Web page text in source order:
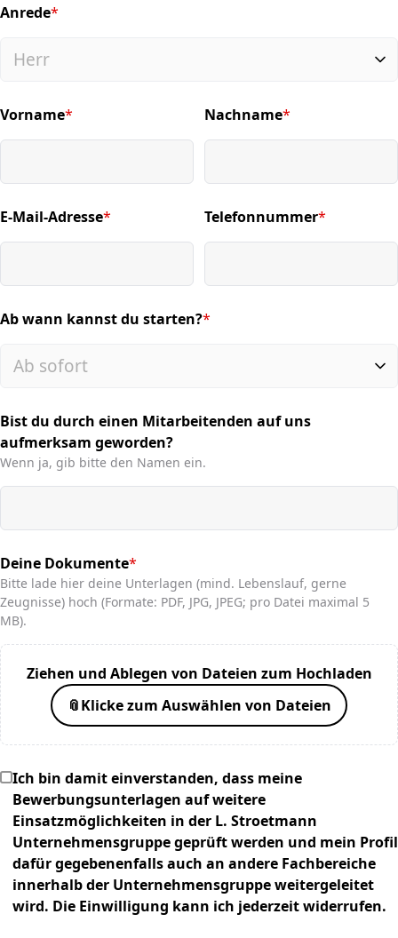
Anrede*
(required)
Vorname*
(required) Nachname*
(required)
E-Mail-Adresse*
(required) Telefonnummer*
(required)
Ab wann kannst du starten?*
(required)
Bist du durch einen Mitarbeitenden auf uns
aufmerksam geworden?
Wenn ja, gib bitte den Namen ein.
Deine Dokumente*
(required)
Bitte lade hier deine Unterlagen (mind. Lebenslauf, gerne
Zeugnisse) hoch (Formate: PDF, JPG, JPEG; pro Datei maximal 5
MB).
Ziehen und Ablegen von Dateien zum Hochladen
📎Klicke zum Auswählen von Dateien
Ich bin damit einverstanden, dass meine
Bewerbungsunterlagen auf weitere
Einsatzmöglichkeiten in der L. Stroetmann
Unternehmensgruppe geprüft werden und mein Profil
dafür gegebenenfalls auch an andere Fachbereiche
innerhalb der Unternehmensgruppe weitergeleitet
wird. Die Einwilligung kann ich jederzeit widerrufen.